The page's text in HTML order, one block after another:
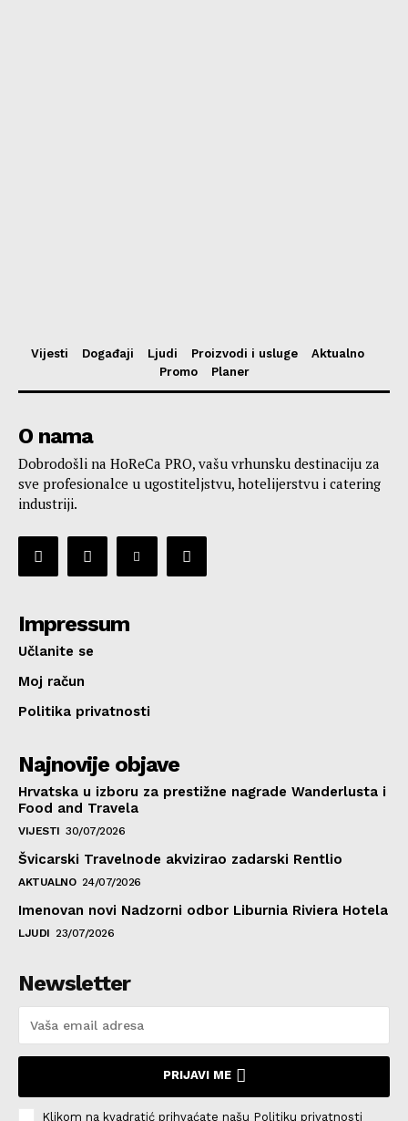
Vijesti Događaji Ljudi Proizvodi i usluge
Aktualno
Promo
Planer
O nama
Dobrodošli na HoReCa PRO, vašu vrhunsku destinaciju za
sve profesionalce u ugostiteljstvu, hotelijerstvu i catering
industriji.
Impressum
Učlanite se
Moj račun
Politika privatnosti
Najnovije objave
Hrvatska u izboru za prestižne nagrade Wanderlusta i
Food and Travela
VIJESTI 30/07/2026
Švicarski Travelnode akvizirao zadarski Rentlio
AKTUALNO 24/07/2026
Imenovan novi Nadzorni odbor Liburnia Riviera Hotela
LJUDI 23/07/2026
Newsletter
PRIJAVI ME
Klikom na kvadratić prihvaćate našu Politiku privatnosti